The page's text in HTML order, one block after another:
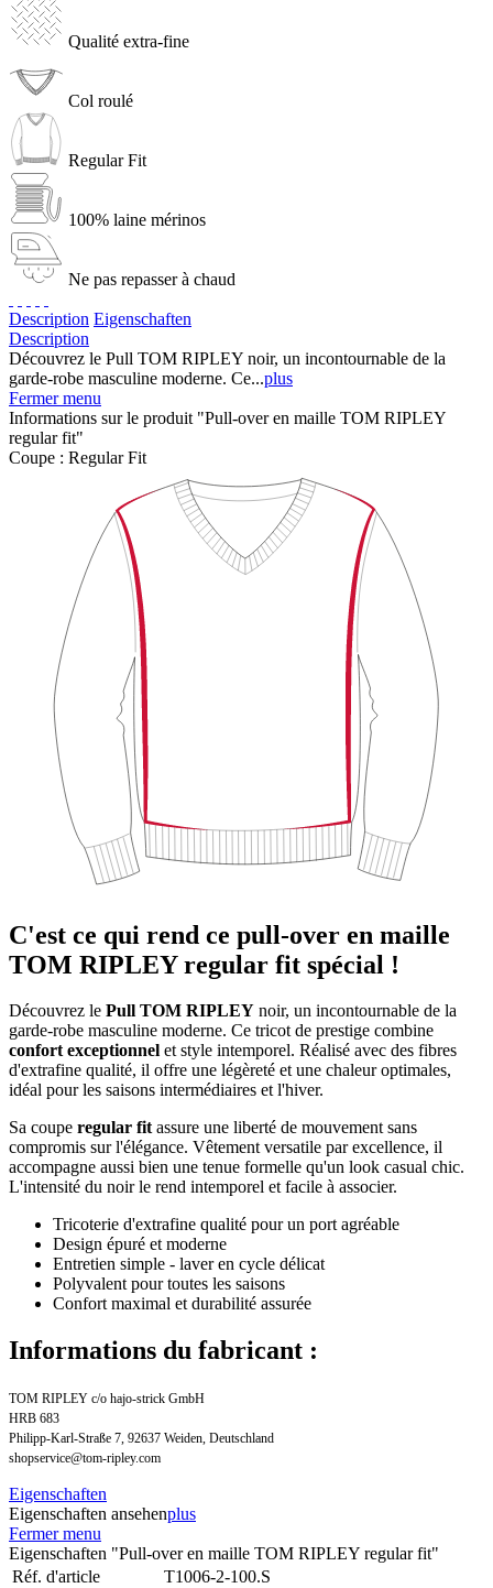
Qualité extra-fine
Col roulé
Regular Fit
100% laine mérinos
Ne pas repasser à chaud
Description Eigenschaften
Description
Découvrez le Pull TOM RIPLEY noir, un incontournable de la
garde-robe masculine moderne. Ce...plus
Fermer menu
Informations sur le produit "Pull-over en maille TOM RIPLEY
regular fit"
Coupe : Regular Fit
C'est ce qui rend ce pull-over en maille
TOM RIPLEY regular fit spécial !
Découvrez le Pull TOM RIPLEY noir, un incontournable de la
garde-robe masculine moderne. Ce tricot de prestige combine
confort exceptionnel et style intemporel. Réalisé avec des fibres
d'extrafine qualité, il offre une légèreté et une chaleur optimales,
idéal pour les saisons intermédiaires et l'hiver.
Sa coupe regular fitassure une liberté de mouvement sans
compromis sur l'élégance. Vêtement versatile par excellence, il
accompagne aussi bien une tenue formelle qu'un look casual chic.
L'intensité du noir le rend intemporel et facile à associer.
Tricoterie d'extrafine qualité pour un port agréable
Design épuré et moderne
Entretien simple - laver en cycle délicat
Polyvalent pour toutes les saisons
Confort maximal et durabilité assurée
Informations du fabricant :
TOM RIPLEY c/o hajo-strick GmbH
HRB 683
Philipp-Karl-Straße 7, 92637 Weiden, Deutschland
shopservice@tom-ripley.com
Eigenschaften
Eigenschaften ansehenplus
Fermer menu
Eigenschaften "Pull-over en maille TOM RIPLEY regular fit"
Réf. d'article
T1006-2-100.S